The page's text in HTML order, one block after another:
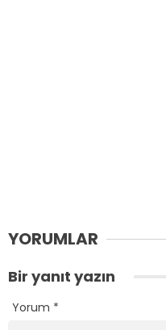
YORUMLAR
Bir yanıt yazın
Yorum *